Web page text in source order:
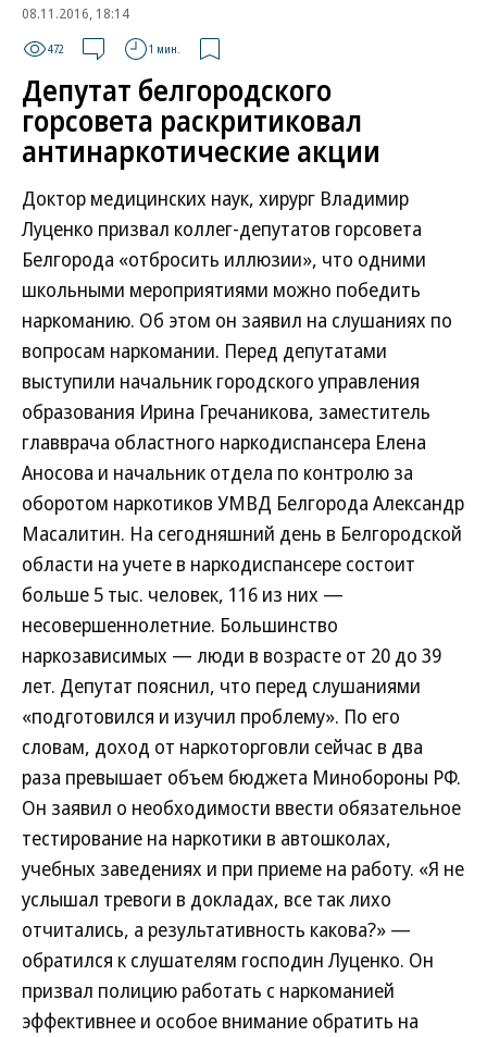
08.11.2016, 18:14
472 1 мин.
Депутат белгородского
горсовета раскритиковал
антинаркотические акции
Доктор медицинских наук, хирург Владимир
Луценко призвал коллег-депутатов горсовета
Белгорода «отбросить иллюзии», что одними
школьными мероприятиями можно победить
наркоманию. Об этом он заявил на слушаниях по
вопросам наркомании. Перед депутатами
выступили начальник городского управления
образования Ирина Гречаникова, заместитель
главврача областного наркодиспансера Елена
Аносова и начальник отдела по контролю за
оборотом наркотиков УМВД Белгорода Александр
Масалитин. На сегодняшний день в Белгородской
области на учете в наркодиспансере состоит
больше 5 тыс. человек, 116 из них —
несовершеннолетние. Большинство
наркозависимых — люди в возрасте от 20 до 39
лет. Депутат пояснил, что перед слушаниями
«подготовился и изучил проблему». По его
словам, доход от наркоторговли сейчас в два
раза превышает объем бюджета Минобороны РФ.
Он заявил о необходимости ввести обязательное
тестирование на наркотики в автошколах,
учебных заведениях и при приеме на работу. «Я не
услышал тревоги в докладах, все так лихо
отчитались, а результативность какова?» —
обратился к слушателям господин Луценко. Он
призвал полицию работать с наркоманией
эффективнее и особое внимание обратить на